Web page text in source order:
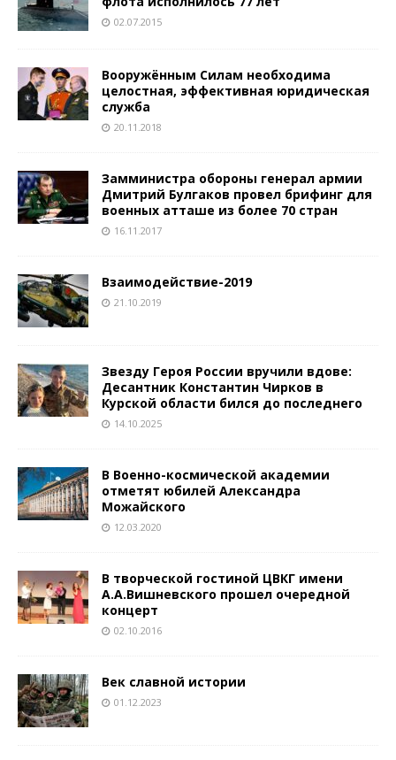
02.07.2015
Вооружённым Силам необходима
целостная, эффективная юридическая
служба
20.11.2018
Замминистра обороны генерал армии
Дмитрий Булгаков провел брифинг для
военных атташе из более 70 стран
16.11.2017
Взаимодействие-2019
21.10.2019
Звезду Героя России вручили вдове:
Десантник Константин Чирков в
Курской области бился до последнего
14.10.2025
В Военно-космической академии
отметят юбилей Александра
Можайского
12.03.2020
В творческой гостиной ЦВКГ имени
А.А.Вишневского прошел очередной
концерт
02.10.2016
Век славной истории
01.12.2023